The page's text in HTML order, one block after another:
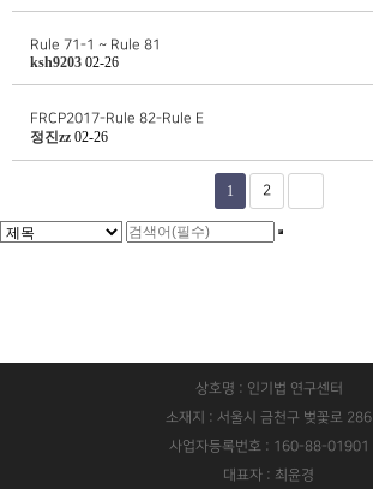
Rule 71-1 ~ Rule 81
ksh9203 02-26
FRCP2017-Rule 82-Rule E
정진zz 02-26
1 2
상호명 : 인기법 연구센터
소재지 : 서울시 금천구 벚꽃로 286
사업자등록번호 : 160-88-01901
대표자 : 최윤경